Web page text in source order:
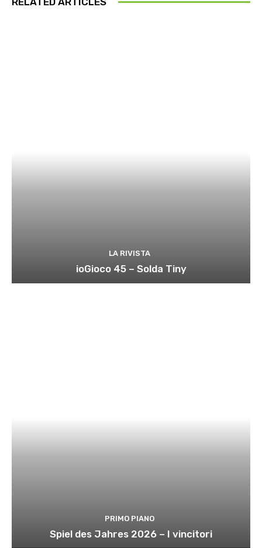
LA RIVISTA
ioGioco 45 – Solda Tiny
PRIMO PIANO
Spiel des Jahres 2026 – I vincitori